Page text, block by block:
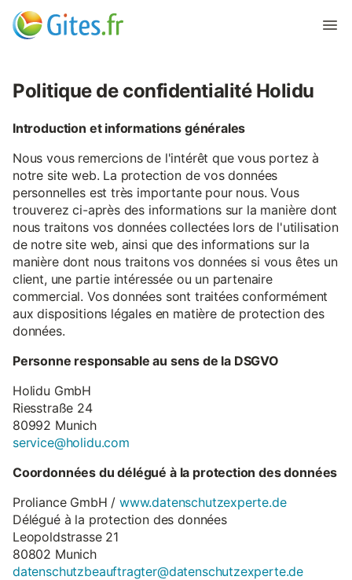
Politique de confidentialité Holidu
Introduction et informations générales
Nous vous remercions de l'intérêt que vous portez à
notre site web. La protection de vos données
personnelles est très importante pour nous. Vous
trouverez ci-après des informations sur la manière dont
nous traitons vos données collectées lors de l'utilisation
de notre site web, ainsi que des informations sur la
manière dont nous traitons vos données si vous êtes un
client, une partie intéressée ou un partenaire
commercial. Vos données sont traitées conformément
aux dispositions légales en matière de protection des
données.
Personne responsable au sens de la DSGVO
Holidu GmbH
Riesstraße 24
80992 Munich
service@holidu.com
Coordonnées du délégué à la protection des données
Proliance GmbH /www.datenschutzexperte.de
Délégué à la protection des données
Leopoldstrasse 21
80802 Munich
datenschutzbeauftragter@datenschutzexperte.de